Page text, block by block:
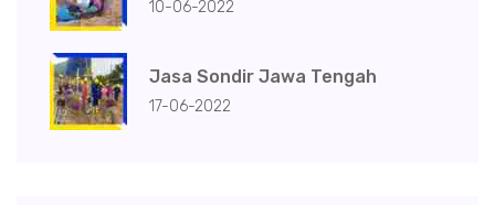
10-06-2022
Jasa Sondir Jawa Tengah
17-06-2022